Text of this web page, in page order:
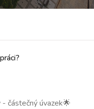
částečný úvazek🌟